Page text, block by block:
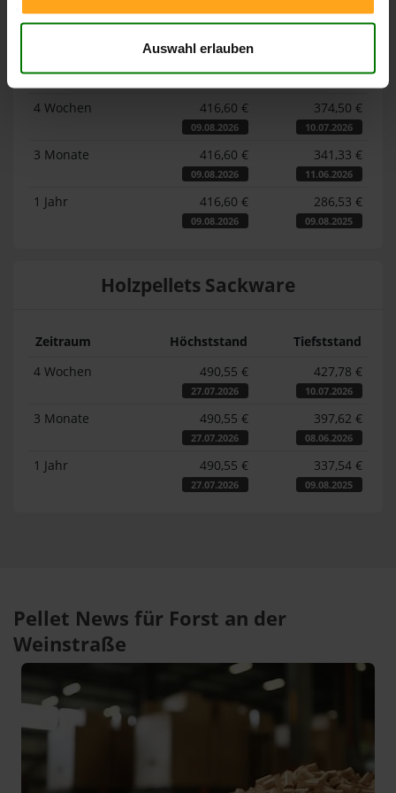
Auswahl erlauben
Lose Holzpellets
Zeitraum Höchststand
Tiefststand
4 Wochen
416,60 €
09.08.2026
374,50 €
10.07.2026
3 Monate 416,60 €
09.08.2026
341,33 €
11.06.2026
1 Jahr 416,60 €
09.08.2026
286,53 €
09.08.2025
Holzpellets Sackware
Zeitraum Höchststand
Tiefststand
4 Wochen
490,55 €
27.07.2026
427,78 €
10.07.2026
3 Monate 490,55 €
27.07.2026
397,62 €
08.06.2026
1 Jahr 490,55 €
27.07.2026
337,54 €
09.08.2025
Pellet News für Forst an der
Weinstraße